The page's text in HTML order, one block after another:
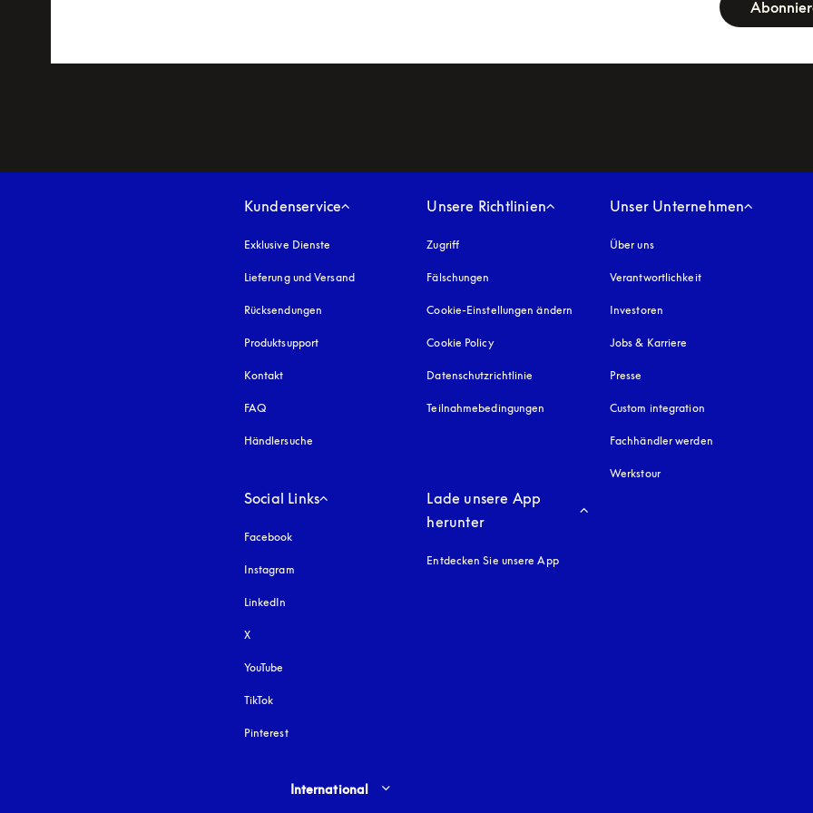
Kundenservice
Exklusive Dienste
Lieferung und Versand
Rücksendungen
Produktsupport
Kontakt
FAQ
Händlersuche
Unsere Richtlinien
Zugriff öffnet sich in einem neuen Tab
Fälschungen öffnet sich in einem neuen Tab
Cookie-Einstellungen ändern
Cookie Policyöffnet sich in einem neuen Tab
Datenschutzrichtlinie öffnet sich in einem neuen Tab
Teilnahmebedingungen
Unser Unternehmen
Über uns
Verantwortlichkeit
Investoren
Jobs & Karriere
Presse
Custom integration
Fachhändler werden
Werkstour
Social Links
Facebook
Instagram öffnet sich in einem neuen Tab
LinkedIn
X
YouTube
TikTok
Pinterest
Lade unsere App
herunter
Entdecken Sie unsere App
Select country and language
International